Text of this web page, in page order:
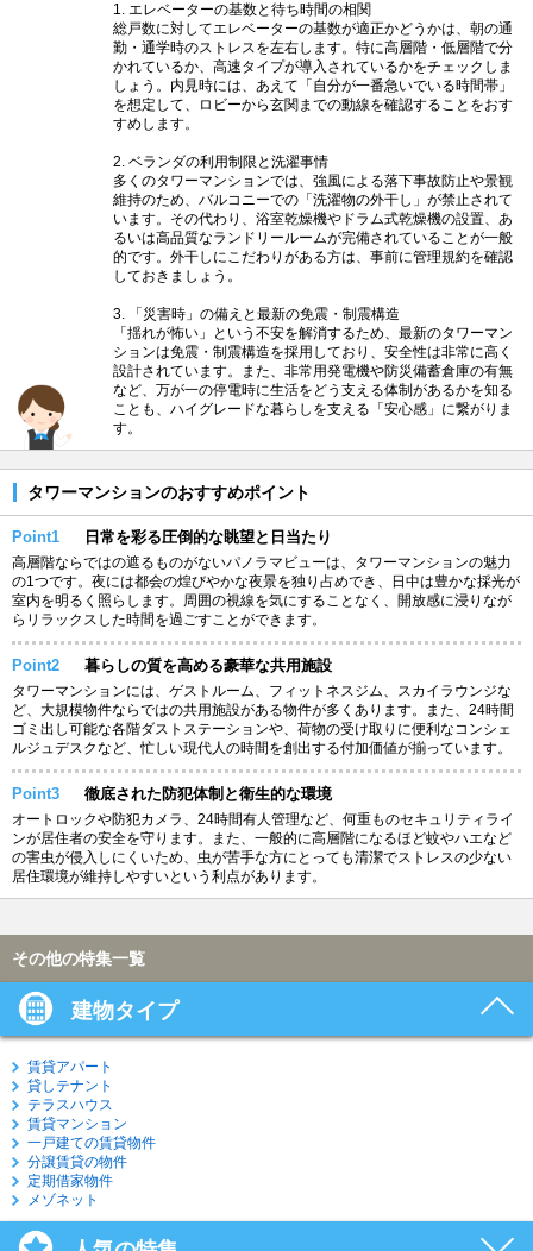
1. エレベーターの基数と待ち時間の相関
総戸数に対してエレベーターの基数が適正かどうかは、朝の通
勤・通学時のストレスを左右します。特に高層階・低層階で分
かれているか、高速タイプが導入されているかをチェックしま
しょう。内見時には、あえて「自分が一番急いでいる時間帯」
を想定して、ロビーから玄関までの動線を確認することをおす
すめします。
2. ベランダの利用制限と洗濯事情
多くのタワーマンションでは、強風による落下事故防止や景観
維持のため、バルコニーでの「洗濯物の外干し」が禁止されて
います。その代わり、浴室乾燥機やドラム式乾燥機の設置、あ
るいは高品質なランドリールームが完備されていることが一般
的です。外干しにこだわりがある方は、事前に管理規約を確認
しておきましょう。
3. 「災害時」の備えと最新の免震・制震構造
「揺れが怖い」という不安を解消するため、最新のタワーマン
ションは免震・制震構造を採用しており、安全性は非常に高く
設計されています。また、非常用発電機や防災備蓄倉庫の有無
など、万が一の停電時に生活をどう支える体制があるかを知る
ことも、ハイグレードな暮らしを支える「安心感」に繋がりま
す。
タワーマンションのおすすめポイント
Point1 日常を彩る圧倒的な眺望と日当たり
高層階ならではの遮るものがないパノラマビューは、タワーマンションの魅力
の1つです。夜には都会の煌びやかな夜景を独り占めでき、日中は豊かな採光が
室内を明るく照らします。周囲の視線を気にすることなく、開放感に浸りなが
らリラックスした時間を過ごすことができます。
Point2 暮らしの質を高める豪華な共用施設
タワーマンションには、ゲストルーム、フィットネスジム、スカイラウンジな
ど、大規模物件ならではの共用施設がある物件が多くあります。また、24時間
ゴミ出し可能な各階ダストステーションや、荷物の受け取りに便利なコンシェ
ルジュデスクなど、忙しい現代人の時間を創出する付加価値が揃っています。
Point3 徹底された防犯体制と衛生的な環境
オートロックや防犯カメラ、24時間有人管理など、何重ものセキュリティライ
ンが居住者の安全を守ります。また、一般的に高層階になるほど蚊やハエなど
の害虫が侵入しにくいため、虫が苦手な方にとっても清潔でストレスの少ない
居住環境が維持しやすいという利点があります。
その他の特集一覧
建物タイプ
賃貸アパート
貸しテナント
テラスハウス
賃貸マンション
一戸建ての賃貸物件
分譲賃貸の物件
定期借家物件
メゾネット